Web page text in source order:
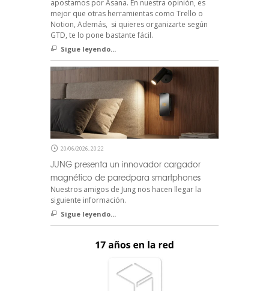
apostamos por Asana. En nuestra opinión, es
mejor que otras herramientas como Trello o
Notion, Además, si quieres organizarte según
GTD, te lo pone bastante fácil.
Sigue leyendo...
20/06/2026, 20:22
JUNG presenta un innovador cargador
magnético de paredpara smartphones
Nuestros amigos de Jung nos hacen llegar la
siguiente información.
Sigue leyendo...